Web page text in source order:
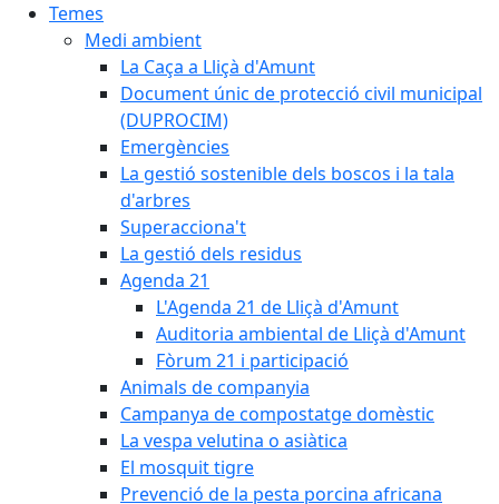
Temes
Medi ambient
La Caça a Lliçà d'Amunt
Document únic de protecció civil municipal
(DUPROCIM)
Emergències
La gestió sostenible dels boscos i la tala
d'arbres
Superacciona't
La gestió dels residus
Agenda 21
L'Agenda 21 de Lliçà d'Amunt
Auditoria ambiental de Lliçà d'Amunt
Fòrum 21 i participació
Animals de companyia
Campanya de compostatge domèstic
La vespa velutina o asiàtica
El mosquit tigre
Prevenció de la pesta porcina africana